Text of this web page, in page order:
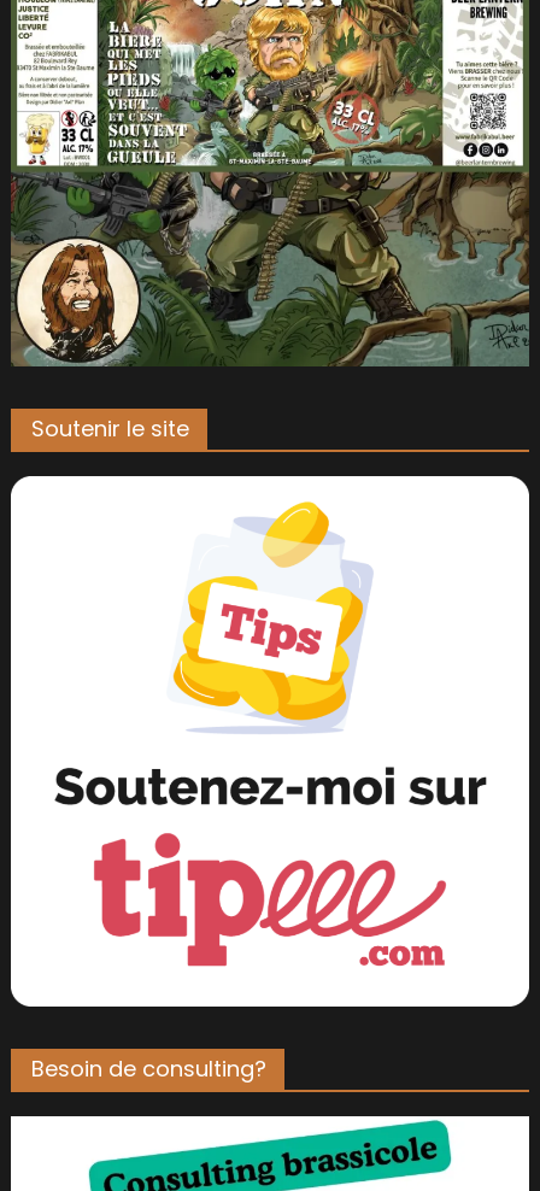
Soutenir le site
Besoin de consulting?